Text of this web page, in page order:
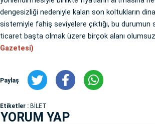
dengesizliği nedeniyle kalan son koltukların
sistemiyle fahiş seviyelere çıktığı, bu durumun
ticaret başta olmak üzere birçok alanı
Gazetesi)
Paylaş
Etiketler : BİLET
YORUM YAP